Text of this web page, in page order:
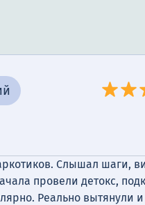
Слышал шаги,
провели детокс,
Реально вытянули и